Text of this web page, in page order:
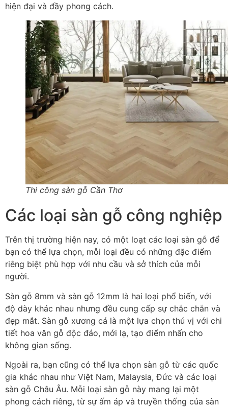
hiện đại và đầy phong cách.
Thi công sàn gỗ Cần Thơ
Các loại sàn gỗ công nghiệp
Trên thị trường hiện nay, có một loạt các loại sàn gỗ để
bạn có thể lựa chọn, mỗi loại đều có những đặc điểm
riêng biệt phù hợp với nhu cầu và sở thích của mỗi
người.
Sàn gỗ 8mm và sàn gỗ 12mm là hai loại phổ biến, với
độ dày khác nhau nhưng đều cung cấp sự chắc chắn và
đẹp mắt. Sàn gỗ xương cá là một lựa chọn thú vị với chi
tiết hoa văn gỗ độc đáo, mới lạ, tạo điểm nhấn cho
không gian sống.
Ngoài ra, bạn cũng có thể lựa chọn sàn gỗ từ các quốc
gia khác nhau như Việt Nam, Malaysia, Đức và các loại
sàn gỗ Châu Âu. Mỗi loại sàn gỗ này mang lại một
phong cách riêng, từ sự ấm áp và truyền thống của sàn